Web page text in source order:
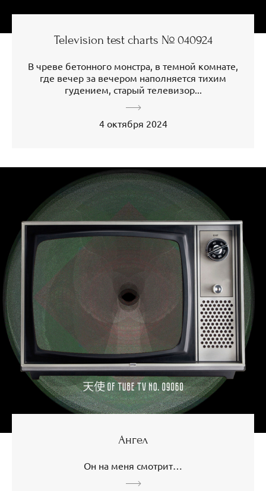
Television test charts № 040924
В чреве бетонного монстра, в темной комнате,
где вечер за вечером наполняется тихим
гудением, старый телевизор...
4 октября 2024
Ангел
Он на меня смотрит…